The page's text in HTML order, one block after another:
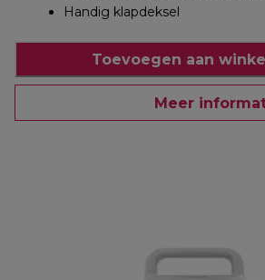
Handig klapdeksel
Toevoegen aan
Meer